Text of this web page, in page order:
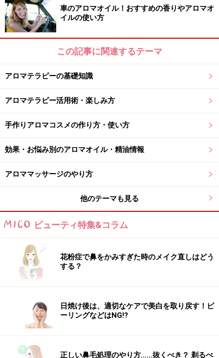
ラバンジンの効能・使い方……アロマオイルの特徴
ラベンダー配合美容オイルで……日焼けでできたシミを消
ラベンダーを使った化粧水の作り方……手作りで疲れた肌
を癒す！
※個人の体質、また、誤った方法による実践に起因して肌荒れや
質及び健康状態を十分に考慮し、正しい方法で行ってください。
また、全ての方への有効性を保証するものではありません。
【編集部おすすめの購入サイト】
Amazonでアロマテラピーグッズをチェック！
楽天市場でアロマテラピー用品をチェック！
車のアロマオイル！おすすめの香りやアロマオ
イルの使い方
この記事に関連するテーマ
アロマテラピーの基礎知識
アロマテラピー活用術・楽しみ方
手作りアロマコスメの作り方・使い方
効果・お悩み別のアロマオイル・精油情報
アロママッサージのやり方
他のテーマも見る
ビューティ特集&コラム
花粉症で鼻をかみすぎた時のメイク直しはどう
する？
日焼け後は、適切なケアで美白を取り戻す！ピ
ーリングなどはNG!?
正しい鼻毛処理のやり方……抜くべき？ 剃るべ